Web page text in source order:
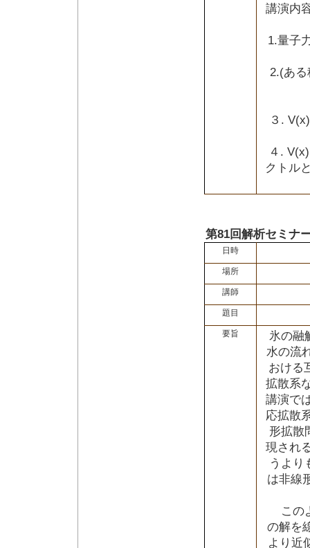
講演内
1.量子
2.(ある
３.
４.
クトル
第81回解析セミナ
日時
場所
講師
題目
要旨
氷の融
水の流
おける
拡散系
講演で
応拡散
形拡散
現され
うより
は非線
この
の解を
より近